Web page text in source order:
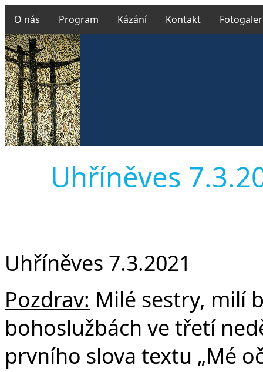
O nás Program Kázání Kontakt
Uhříněves
Uhříněves 7.3.2021
Pozdrav: Milé sestry, milí
bohoslužbách ve třetí
prvního slova textu „Mé